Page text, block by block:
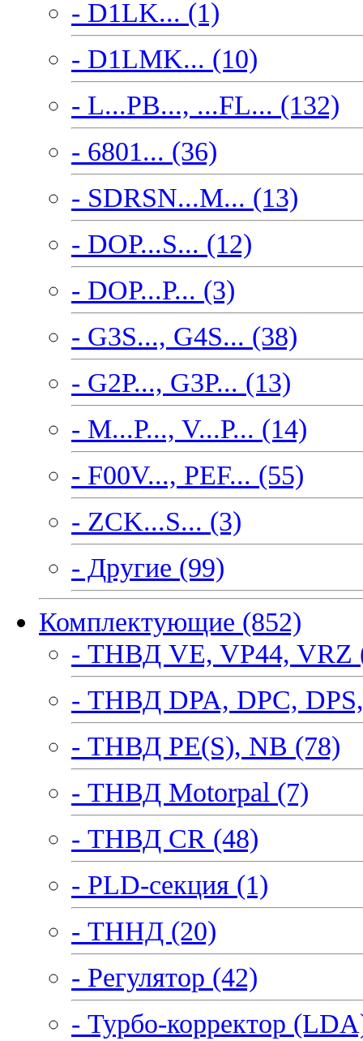
- D1LK... (1)
- D1LMK... (10)
- L...PB..., ...FL... (132)
- 6801... (36)
- SDRSN...M... (13)
- DOP...S... (12)
- DOP...P... (3)
- G3S..., G4S... (38)
- G2P..., G3P... (13)
- M...P..., V...P... (14)
- F00V..., PEF... (55)
- ZCK...S... (3)
- Другие (99)
Комплектующие (852)
- ТНВД VE, VP44, VRZ
- ТНВД DPA, DPC,
- ТНВД PE(S), NB (78)
- ТНВД Motorpal (7)
- ТНВД CR (48)
- PLD-секция (1)
- ТННД (20)
- Регулятор (42)
- Турбо-корректор